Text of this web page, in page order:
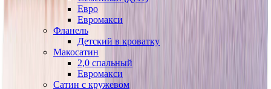
Евро
Евромакси
Фланель
Детский в кроватку
Макосатин
2,0 спальный
Евромакси
Сатин с кружевом